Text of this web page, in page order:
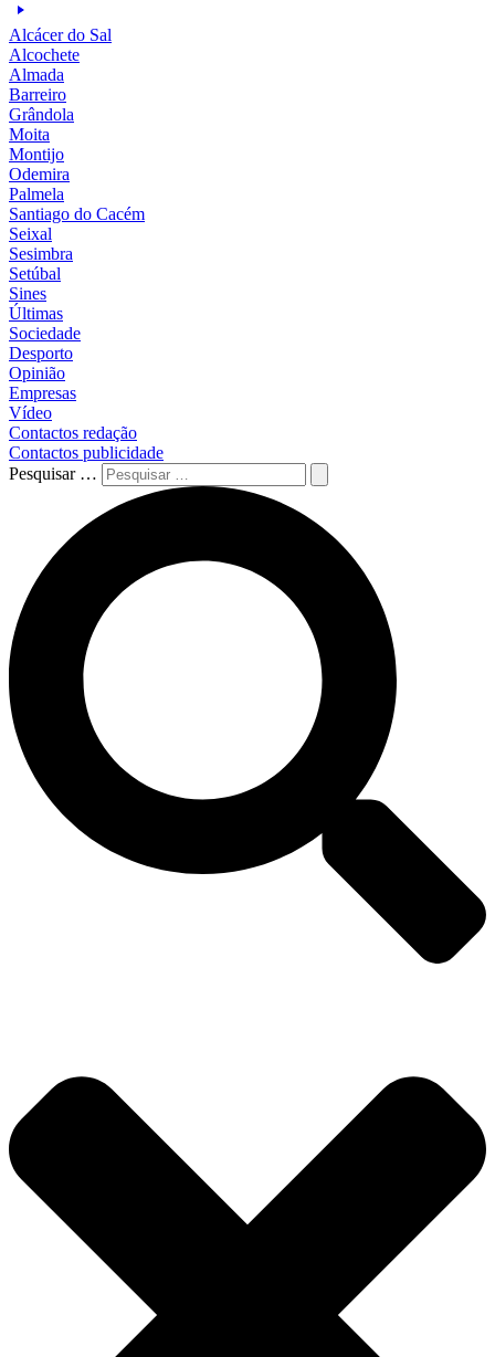
Alcácer do Sal
Alcochete
Almada
Barreiro
Grândola
Moita
Montijo
Odemira
Palmela
Santiago do Cacém
Seixal
Sesimbra
Setúbal
Sines
Últimas
Sociedade
Desporto
Opinião
Empresas
Vídeo
Contactos redação
Contactos publicidade
Pesquisar …